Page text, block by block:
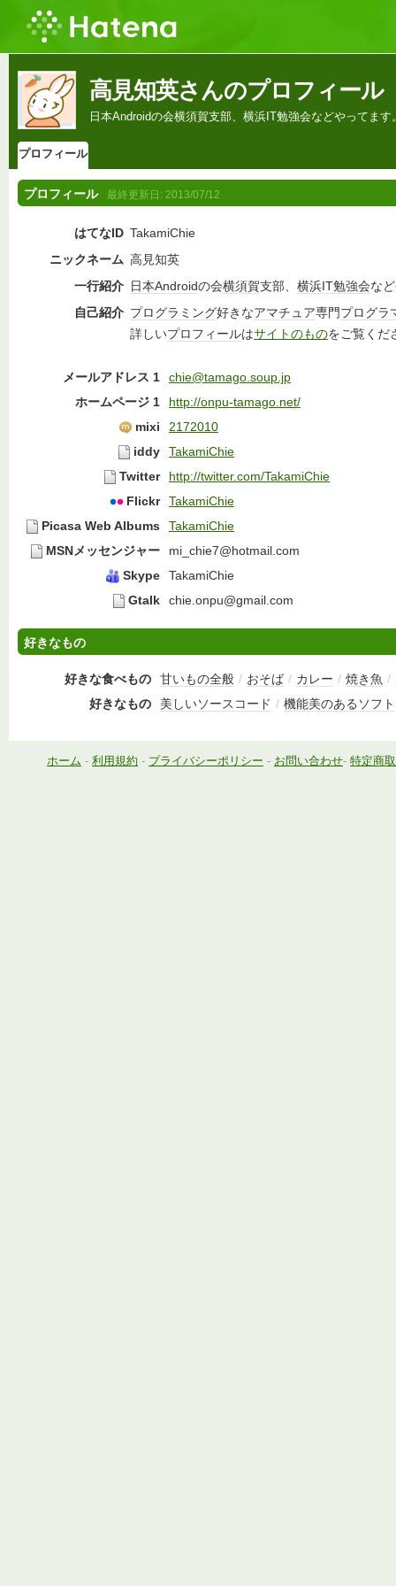
高見知英さんのプロフィール
日本Androidの会横須賀支部、横浜IT勉強会などやってます
プロフィール
プロフィール 最終更新日: 2013/07/12
はてなID TakamiChie
ニックネーム 高見知英
一行紹介 日本Androidの会横須賀支部、 横浜IT勉強会な
自己紹介 プログラミング好きなアマチュア専門プログラ
詳しいプロフィールはサイトのものをご覧くだ
メールアドレス 1
chie@tamago.soup.jp
ホームページ 1
http://onpu-tamago.net/
mixi
2172010
iddy
TakamiChie
Twitter
http://twitter.com/TakamiChie
Flickr
TakamiChie
Picasa Web Albums
TakamiChie
MSNメッセンジャー
mi_chie7@hotmail.com
Skype
TakamiChie
Gtalk
chie.onpu@gmail.com
好きなもの
好きな食べもの 甘いもの全般 / おそば / カレー / 焼き魚 /
好きなもの
美しいソースコード / 機能美のあるソフト
ホーム - 利用規約 - プライバシーポリシー - お問い合わせ- 特定商